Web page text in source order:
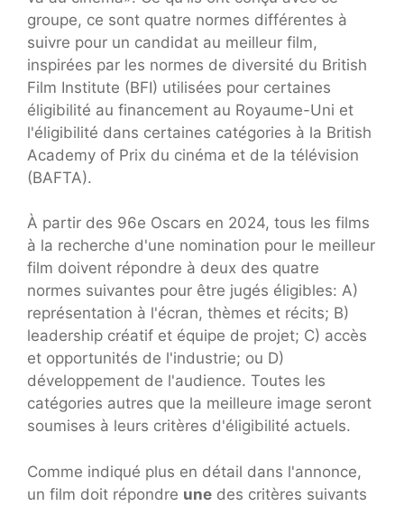
groupe, ce sont quatre normes différentes à
suivre pour un candidat au meilleur film,
inspirées par les normes de diversité du British
Film Institute (BFI) utilisées pour certaines
éligibilité au financement au Royaume-Uni et
l'éligibilité dans certaines catégories à la British
Academy of Prix ​​du cinéma et de la télévision
(BAFTA).
À partir des 96e Oscars en 2024, tous les films
à la recherche d'une nomination pour le meilleur
film doivent répondre à deux des quatre
normes suivantes pour être jugés éligibles: A)
représentation à l'écran, thèmes et récits; B)
leadership créatif et équipe de projet; C) accès
et opportunités de l'industrie; ou D)
développement de l'audience. Toutes les
catégories autres que la meilleure image seront
soumises à leurs critères d'éligibilité actuels.
Comme indiqué plus en détail dans l'annonce,
un film doit répondre une des critères suivants